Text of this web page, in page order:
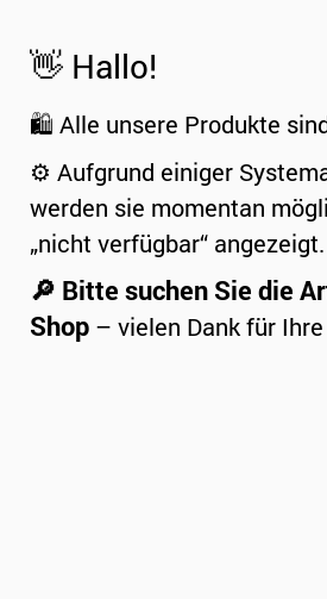
👋 Hallo!
🛍️ Alle unsere Produkte
⚙️ Aufgrund einiger
werden sie momentan
„nicht verfügbar“ angezeigt.
🔎 Bitte suchen Sie die
Shop – vielen Dank für